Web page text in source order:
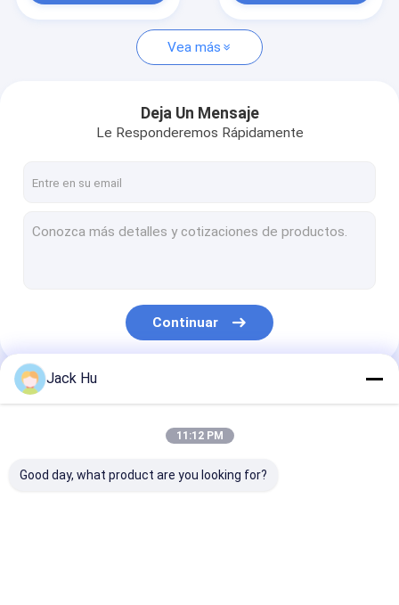
Autobús del delantal del aeropuerto
Escaleras automotoras del pasajero
Aeropuerto Ambulift
Camión de servicio de lavabo
Autobús del pasajero del aeropuerto
Vea más
Deja Un Mensaje
Le Responderemos Rápidamente
Continuar
Nuestras Categorías
Jack Hu
11:12 PM
Good day, what product are you looking for?